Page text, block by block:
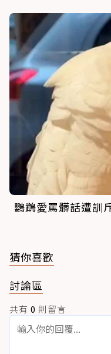
鸚鵡愛罵髒話遭訓
猜你喜歡
討論區
共有 0 則留言